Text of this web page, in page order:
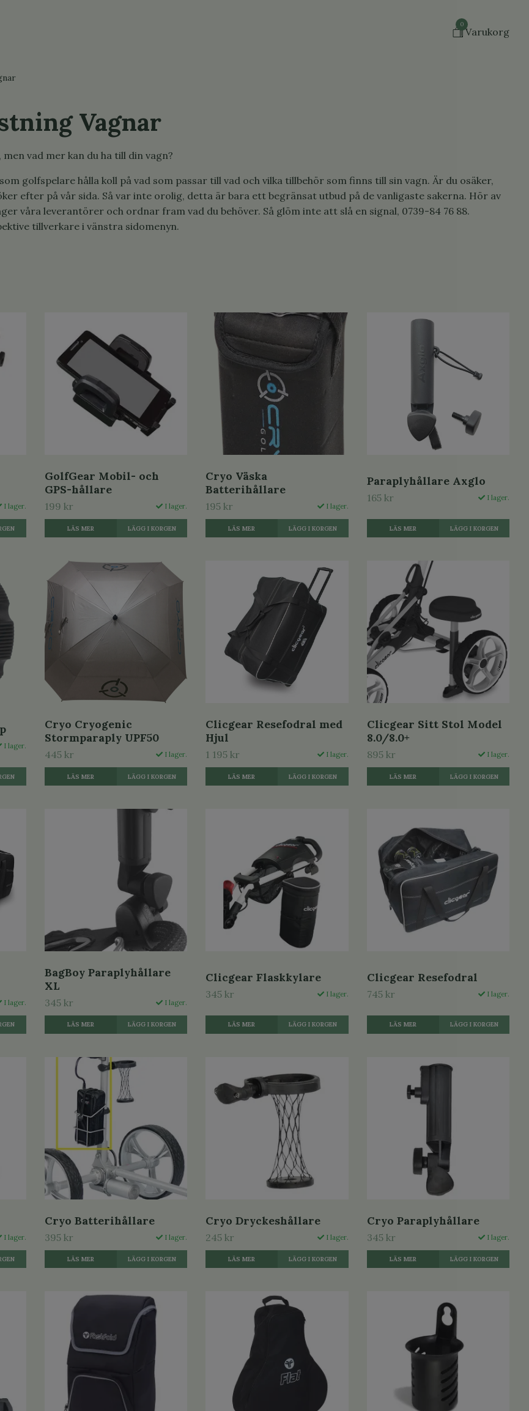
0
Varukorg
Vagnar
vad mer kan du ha till din vagn?
golfspelare hålla koll på vad som passar till vad och vilka tillbehör som finns till sin vagn. Är du osäker,
efter på vår sida. Så var inte orolig, detta är bara ett begränsat utbud på de vanligaste sakerna. Hör av
våra leverantörer och ordnar fram vad du behöver. Så glöm inte att slå en signal, 0739-84 76 88.
tillverkare i vänstra sidomenyn.
I lager.
GolfGear Mobil- och
GPS-hållare
199 kr I lager.
LÄS MER
Cryo Väska
Batterihållare
195 kr I lager.
LÄS MER
Paraplyhållare Axglo
165 kr I lager.
LÄS MER
I lager.
Cryo Cryogenic
Stormparaply UPF50
445 kr I lager.
LÄS MER
Clicgear Resefodral med
Hjul
1 195 kr I lager.
LÄS MER
Clicgear Sitt Stol Model
8.0/8.0+
895 kr I lager.
LÄS MER
I lager.
BagBoy Paraplyhållare
XL
345 kr I lager.
LÄS MER
Clicgear Flaskkylare
345 kr I lager.
LÄS MER
Clicgear Resefodral
745 kr I lager.
LÄS MER
I lager.
Cryo Batterihållare
395 kr I lager.
LÄS MER
Cryo Dryckeshållare
245 kr I lager.
LÄS MER
Cryo Paraplyhållare
345 kr I lager.
LÄS MER